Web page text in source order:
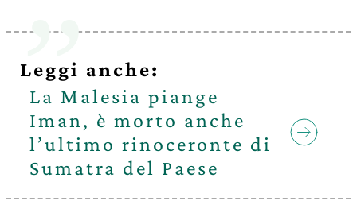
Leggi anche:
La Malesia piange
Iman, è morto anche
l’ultimo rinoceronte di
Sumatra del Paese